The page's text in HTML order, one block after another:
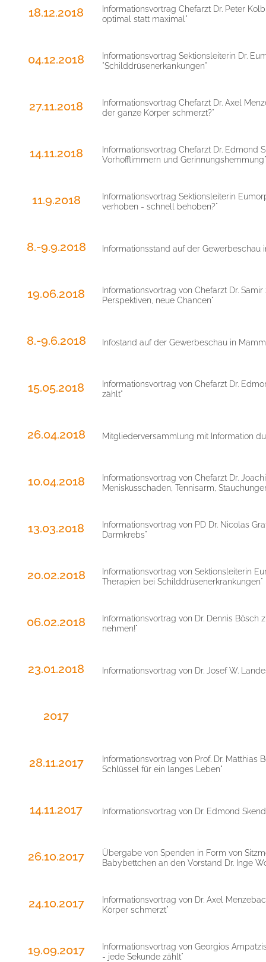
18.12.2018
Informationsvortrag Chefarzt Dr. Peter
optimal statt maximal"
04.12.2018
Informationsvortrag Sektionsleiterin Dr.
"Schilddrüsenerkankungen"
27.11.2018
Informationsvortrag Chefarzt Dr. Axel
der ganze Körper schmerzt?"
14.11.2018
Informationsvortrag Chefarzt Dr. Edmond
Vorhofflimmern und
11.9.2018
Informationsvortrag Sektionsleiterin
verhoben - schnell behoben?"
8.-9.9.2018 Informationsstand auf der Gewerbeschau
19.06.2018
Informationsvortrag von Chefarzt Dr.
Perspektiven, neue Chancen"
8.-9.6.2018 Infostand auf der Gewerbeschau in
15.05.2018
Informationsvortrag von Chefarzt Dr.
zählt"
26.04.2018 Mitgliederversammlung mit Information
10.04.2018
Informationsvortrag von Chefarzt Dr.
Meniskusschaden, Tennisarm,
13.03.2018
Informationsvortrag von PD Dr. Nicolas
Darmkrebs"
20.02.2018
Informationsvortrag von Sektionsleiterin
Therapien bei Schilddrüsenerkrankungen"
06.02.2018
Informationsvortrag von Dr. Dennis
nehmen!"
23.01.2018 Informationsvortrag von Dr. Josef W.
2017
28.11.2017
Informationsvortrag von Prof. Dr.
Schlüssel für ein langes Leben"
14.11.2017 Informationsvortrag von Dr. Edmond
26.10.2017
Übergabe von Spenden in Form von
Babybettchen an den Vorstand Dr. Inge
24.10.2017
Informationsvortrag von Dr. Axel
Körper schmerzt"
19.09.2017
Informationsvortrag von Georgios
- jede Sekunde zählt"